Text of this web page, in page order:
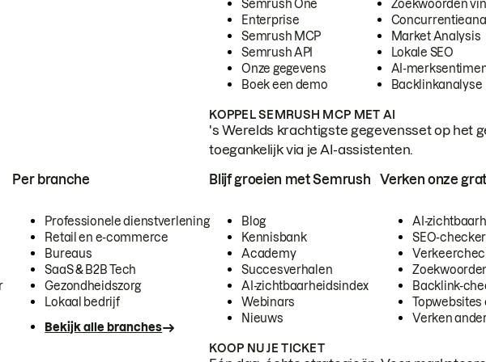
Semrush One
Enterprise
Semrush MCP
Semrush API
Onze gegevens
Boek een demo
Zoekwoorden
Market Analysis
Lokale SEO
AI-
Backlinkanalyse
KOPPEL SEMRUSH MCP MET AI
's Werelds krachtigste gegevensset op het
toegankelijk via je AI-assistenten.
Per branche
Professionele dienstverlening
Retail en e-commerce
Bureaus
SaaS & B2B Tech
Gezondheidszorg
Lokaal bedrijf
Bekijk alle branches
Blijf groeien met Semrush
Blog
Kennisbank
Academy
Succesverhalen
AI-zichtbaarheidsindex
Webinars
Nieuws
Verken onze
AI-
SEO-checker
Backlink-
Topwebsites
Verken
KOOP NU JE TICKET